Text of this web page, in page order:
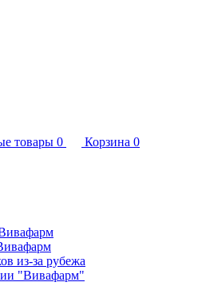
товары 0 Корзина 0
из-за рубежа
"Вивафарм"